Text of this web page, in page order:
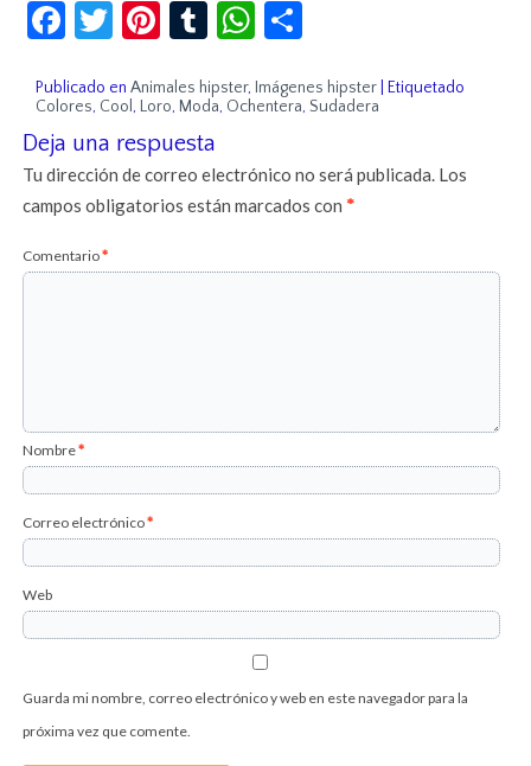
Facebook
Twitter
Pinterest
TumblrWhatsApp
Publicado en Animales hipster, Imágenes hipster |Etiquetado
Colores, Cool , Loro, Moda, Ochentera, Sudadera
Deja una respuesta
Tu dirección de correo electrónico no será publicada. Los
campos obligatorios están marcados con*
Comentario*
Nombre*
Correo electrónico*
Web
Guarda mi nombre, correo electrónico y web en este navegador para la
próxima vez que comente.